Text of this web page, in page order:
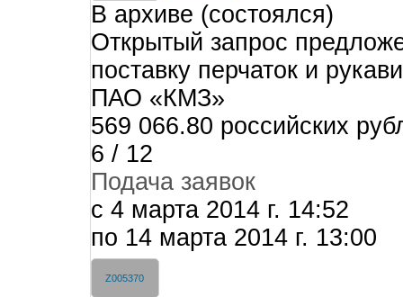
В архиве (состоялся)
Открытый запрос
поставку перчаток и
ПАО «КМЗ»
569 066.80 российских
6 / 12
Подача заявок
c 4 марта 2014 г. 14:52
по 14 марта 2014 г. 13:00
Z005370